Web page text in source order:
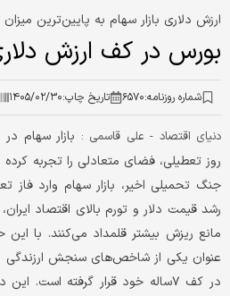
ارزش دلاری بازار سهام به پایین‌ترین میزان ۷ سال اخیر رسید
بورس در کف ارزش
شماره روزنامه:۶۵۷۰ تاریخ چاپ:۱۴۰۵/۰۲/۳۰
دنیای اقتصاد - علی قاسمی :
روز تعطیلی، فضای متعادلی را تجربه
جنگ تحمیلی اخیر، بازار سهام وارد فاز
رشد قیمت دلار و تورم بالای اقتصاد
مانع ریزش بیشتر قلمداد می‌کنند. با این
عنوان یکی از شاخص‌های سنجش ارزندگی